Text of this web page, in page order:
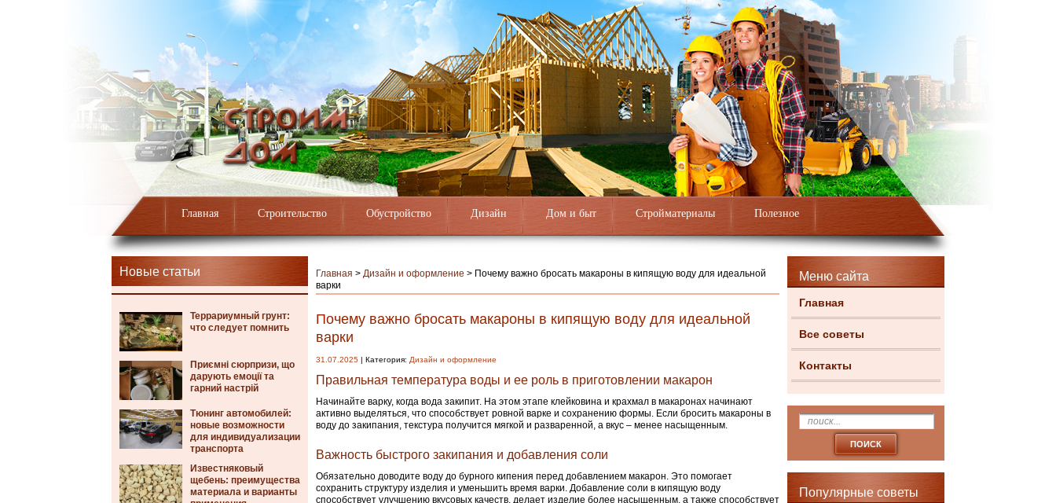
Главная Строительство Обустройство Дизайн Дом и быт Стройматериалы Полезное
Новые статьи
Террариумный грунт:
что следует помнить
Приємні сюрпризи, що
дарують емоції та
гарний настрій
Тюнинг автомобилей:
новые возможности
для индивидуализации
транспорта
Известняковый
щебень: преимущества
материала и варианты
Меню сайта
Главная
Все советы
Контакты
Популярные советы
Главная > Дизайн и оформление > Почему важно бросать макароны в кипящую воду для идеальной
варки
Почему важно бросать макароны в кипящую воду для идеальной
варки
31.07.2025 | Категория: Дизайн и оформление
Правильная температура воды и ее роль в приготовлении макарон
Начинайте варку, когда вода закипит. На этом этапе клейковина и крахмал в макаронах начинают
активно выделяться, что способствует ровной варке и сохранению формы. Если бросить макароны в
воду до закипания, текстура получится мягкой и разваренной, а вкус – менее насыщенным.
Важность быстрого закипания и добавления соли
Обязательно доводите воду до бурного кипения перед добавлением макарон. Это помогает
сохранить структуру изделия и уменьшить время варки. Добавление соли в кипящую воду
способствует улучшению вкусовых качеств, делает изделие более насыщенным, а также способствует